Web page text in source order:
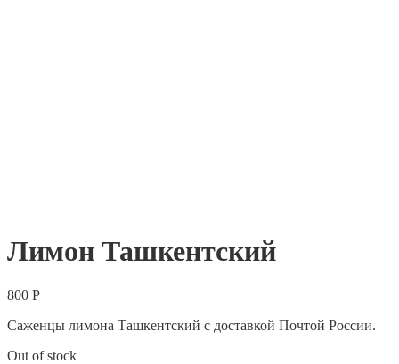
Лимон Ташкентский
800 Р
Саженцы лимона Ташкентский с доставкой Почтой России.
Out of stock